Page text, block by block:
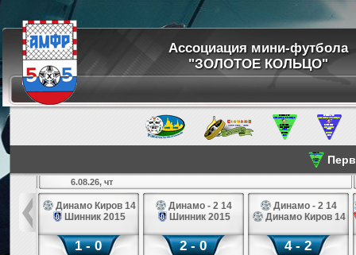
Ассоциация мини-футбола
"ЗОЛОТОЕ КОЛЬЦО"
14
6.08.26, чт
Динамо Киров 14
Шинник 2015
1 - 0
Динамо - 2 14
Шинник 2015
2 - 0
Динамо - 2 14
Динамо Киров 14
4 - 2